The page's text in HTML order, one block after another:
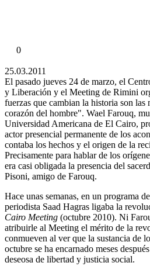
0
25.03.2011
El pasado jueves 24 de marzo, el
y Liberación y el Meeting de Rimini
fuerzas que cambian la historia son las
corazón del hombre". Wael Farouq,
Universidad Americana de El Cairo,
actor presencial permanente de los
contaba los hechos y el origen de la
Precisamente para hablar de los
era casi obligada la presencia del
Pisoni, amigo de Farouq.
Hace unas semanas, en un programa
periodista Saad Hagras ligaba la
Cairo Meeting (octubre 2010). Ni
atribuirle al Meeting el mérito de la
conmueven al ver que la sustancia de
octubre se ha encarnado meses
deseosa de libertad y justicia social.